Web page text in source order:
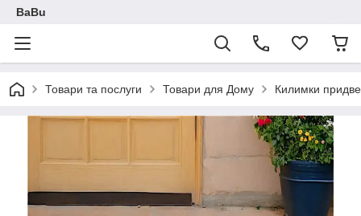
BaBu
Товари та послуги Товари для Дому Килимки